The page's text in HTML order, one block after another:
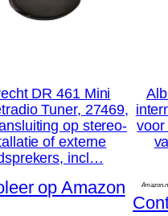
DR 461 Mini
Tuner, 27469,
op stereo-
of externe
incl…
op Amazon
voor